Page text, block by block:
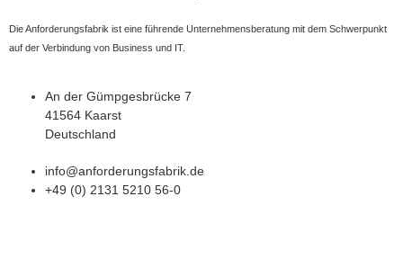
Die Anforderungsfabrik ist eine führende Unternehmensberatung mit dem Schwerpunkt
auf der Verbindung von Business und IT.
An der Gümpgesbrücke 7
41564 Kaarst
Deutschland
info@anforderungsfabrik.de
+49 (0) 2131 5210 56-0